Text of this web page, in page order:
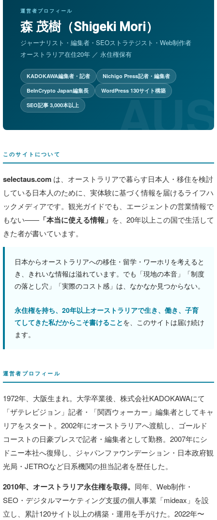
運営者プロフィール
森 茂樹（Shigeki Mori）
ジャーナリスト・編集者・SEOストラテジスト・Web制作者
オーストラリア在住20年 ／ 永住権保有
KADOKAWA編集者・記者
Nichigo Press記者・編集者
BeInCrypto Japan編集長
WordPress 130サイト構築
SEO記事 3,000本以上
このサイトについて
selectaus.com は、オーストラリアで暮らす日本人・移住を検討
している日本人のために、実体験に基づく情報を届けるライフハ
ックメディアです。観光ガイドでも、エージェントの営業情報で
もない—— 「本当に使える情報」 を、20年以上この国で生活して
きた者が書いています。
日本からオーストラリアへの移住・留学・ワーホリを考えると
き、きれいな情報は溢れています。でも「現地の本音」「制度
の落とし穴」「実際のコスト感」は、なかなか見つからない。
永住権を持ち、20年以上オーストラリアで生き、働き、子育
てしてきた私だからこそ書けることを、このサイトは届け続け
ます。
運営者プロフィール
1972年、大阪生まれ。大学卒業後、株式会社KADOKAWAにて
「ザテレビジョン」記者・「関西ウォーカー」編集者としてキャ
リアをスタート。2002年にオーストラリアへ渡航し、ゴールド
コーストの日豪プレスで記者・編集者として勤務。2007年にシ
ドニー本社へ復帰し、ジャパンファウンデーション・日本政府観
光局・JETROなど日系機関の担当記者を歴任した。
2010年、オーストラリア永住権を取得。 同年、Web制作・
SEO・デジタルマーケティング支援の個人事業「mideax」を設
立し、累計120サイト以上の構築・運用を手がけた。2022年〜